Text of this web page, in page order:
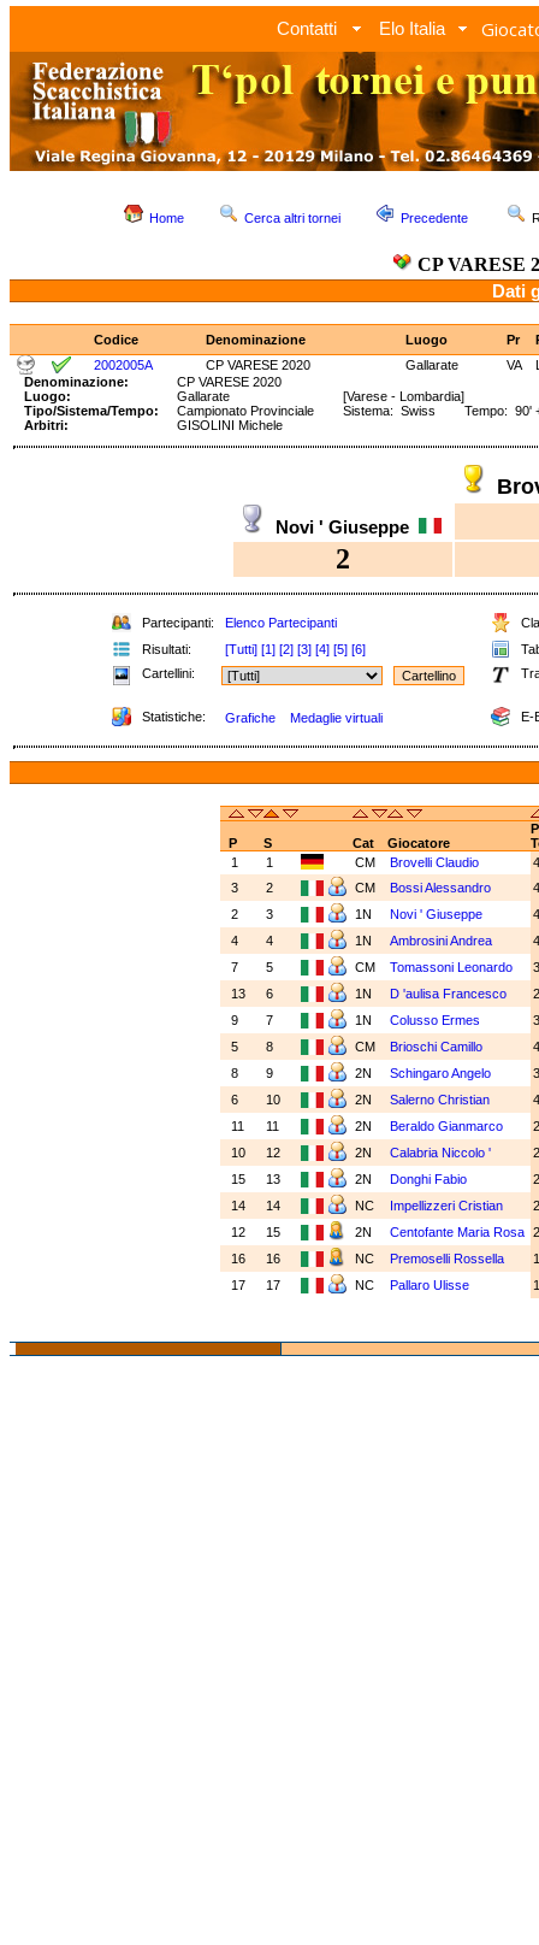
Contatti Elo Italia
Home Cerca altri tornei Precedente
CP VARESE
Dati
Codice Denominazione Luogo Pr
2002005A
CP VARESE 2020 Gallarate VA
Denominazione:
CP VARESE 2020
Luogo:
Gallarate
[Varese - Lombardia]
Tipo/Sistema/Tempo:
Campionato Provinciale Sistema: Swiss Tempo: 90' +
Arbitri:
GISOLINI Michele
Novi ' Giuseppe
2
Partecipanti: Elenco Partecipanti
Risultati:
[Tutti] [1] [2] [3] [4] [5] [6]
Cartellini:
Statistiche: Grafiche Medaglie virtuali E-
P
S Cat Giocatore
1
1 CM Brovelli Claudio
3
2 CM Bossi Alessandro
2
3 1N Novi ' Giuseppe
4
4 1N Ambrosini Andrea
7
5 CM Tomassoni Leonardo
13
6 1N D 'aulisa Francesco
9
7 1N Colusso Ermes
5
8 CM Brioschi Camillo
8
9 2N Schingaro Angelo
6
10 2N Salerno Christian
11
11 2N Beraldo Gianmarco
10
12 2N Calabria Niccolo '
15
13 2N Donghi Fabio
14
14 NC Impellizzeri Cristian
12
15 2N Centofante Maria Rosa
16
16 NC Premoselli Rossella
17
17 NC Pallaro Ulisse